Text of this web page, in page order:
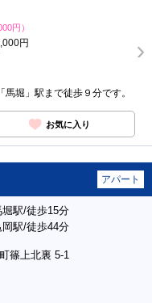
円）
円
堀」駅まで徒歩９分です。
お気に入り
アパート
堀駅/徒歩15分
岡駅/徒歩44分
篠上北裏 5-1